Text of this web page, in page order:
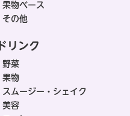
果物ベース
その他
ドリンク
野菜
果物
スムージー・シェイク
美容